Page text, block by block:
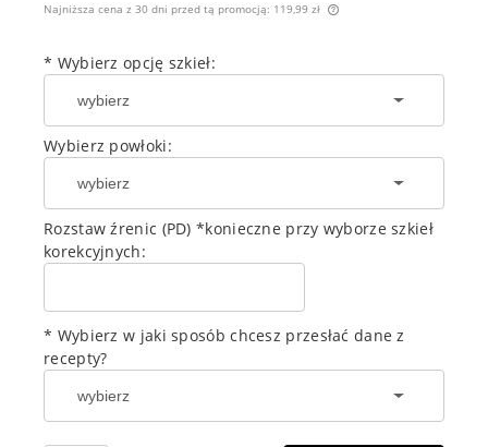
Najniższa cena z 30 dni przed tą promocją: 119,99 zł
momentu, kiedy
* Wybierz opcję szkieł:
Wybierz powłoki:
Rozstaw źrenic (PD) *konieczne przy wyborze szkieł
korekcyjnych:
* Wybierz w jaki sposób chcesz przesłać dane z
recepty?